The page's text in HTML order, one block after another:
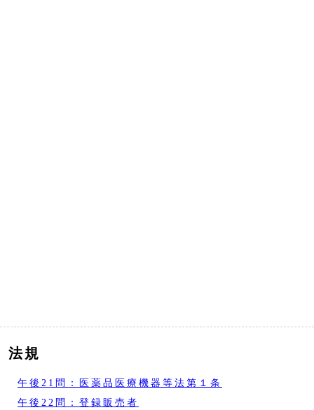
法規
午後21問：医薬品医療機器等法第１条
午後22問：登録販売者